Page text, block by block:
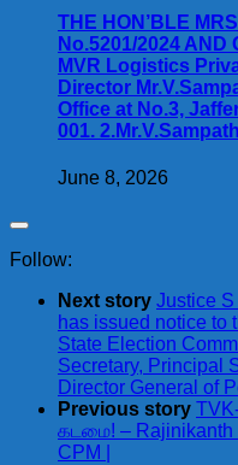
THE HON’BLE
No.5201/2024 AND
MVR Logistics
Director
Office at No.3,
001.
June 8, 2026
Follow:
Next story Justice
has issued notice to
State Election
Secretary, Principal
Director General of
Previous story
கடமை! – Rajinikanth
CPM |